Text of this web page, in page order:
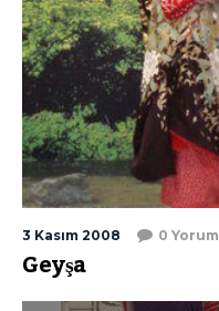
3 Kasım 2008 0 Yorum
Geyşa